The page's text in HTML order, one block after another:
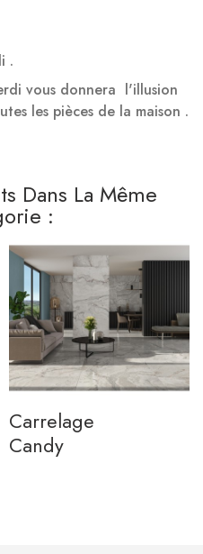
.
vous donnera l'illusion
les pièces de la maison .
Dans La Même
:
Carrelage
Candy